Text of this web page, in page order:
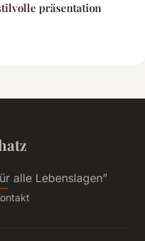
präsentation
alle Lebenslagen”